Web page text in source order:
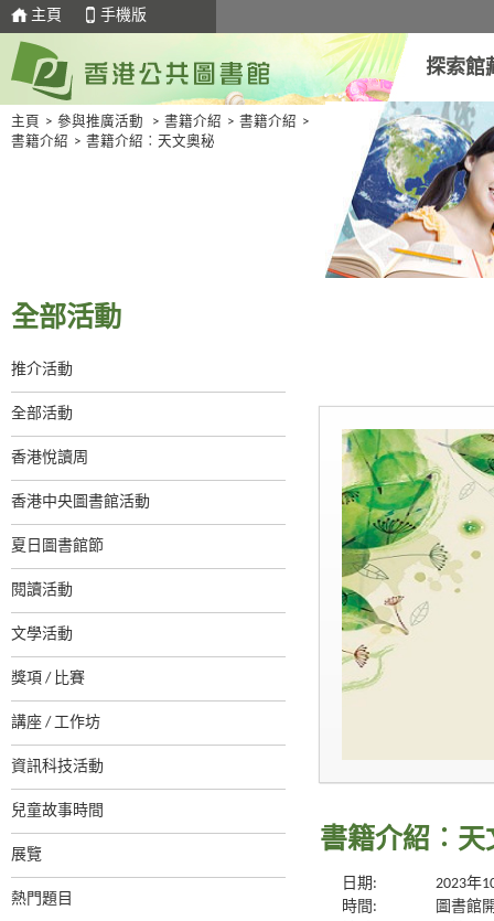
主頁 手機版
探索館
主頁 > 參與推廣活動 > 書籍介紹 > 書籍介紹 >
書籍介紹 > 書籍介紹︰天文奧秘
全部活動
推介活動
全部活動
香港悅讀周
香港中央圖書館活動
夏日圖書館節
閱讀活動
文學活動
獎項 / 比賽
講座 / 工作坊
資訊科技活動
兒童故事時間
展覽
熱門題目
書籍介紹︰天
日期:
2023年
時間:
圖書館